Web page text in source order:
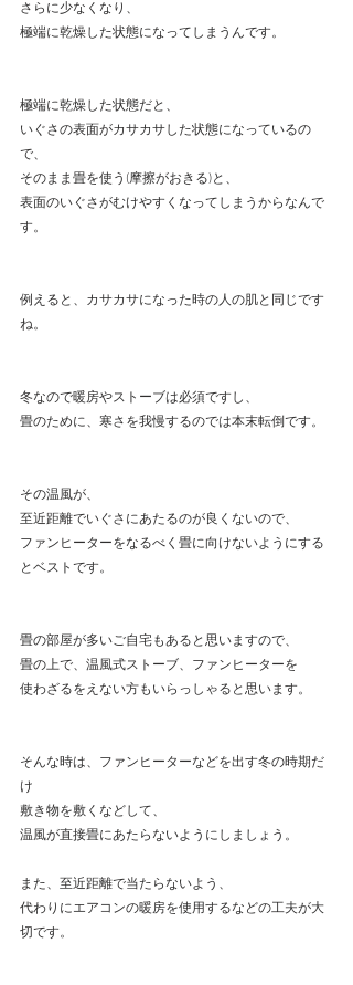
さらに少なくなり、
極端に乾燥した状態になってしまうんです。
極端に乾燥した状態だと、
いぐさの表面がカサカサした状態になっているの
で、
そのまま畳を使う(摩擦がおきる)と、
表面のいぐさがむけやすくなってしまうからなんで
す。
例えると、カサカサになった時の人の肌と同じです
ね。
冬なので暖房やストーブは必須ですし、
畳のために、寒さを我慢するのでは本末転倒です。
その温風が、
至近距離でいぐさにあたるのが良くないので、
ファンヒーターをなるべく畳に向けないようにする
とベストです。
畳の部屋が多いご自宅もあると思いますので、
畳の上で、温風式ストーブ、ファンヒーターを
使わざるをえない方もいらっしゃると思います。
そんな時は、ファンヒーターなどを出す冬の時期だ
け
敷き物を敷くなどして、
温風が直接畳にあたらないようにしましょう。
また、至近距離で当たらないよう、
代わりにエアコンの暖房を使用するなどの工夫が大
切です。